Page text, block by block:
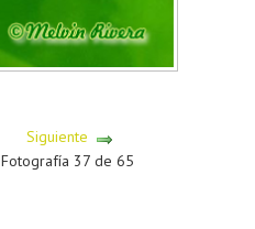
Siguiente
Fotografía 37 de 65